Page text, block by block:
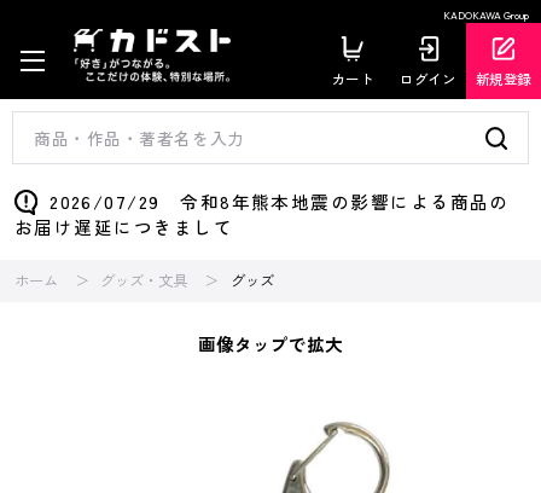
KADOKAWA Group
カート ログイン 新規登録
2026/07/29 令和8年熊本地震の影響による商品の
お届け遅延につきまして
ホーム グッズ・文具 グッズ
画像タップで拡大